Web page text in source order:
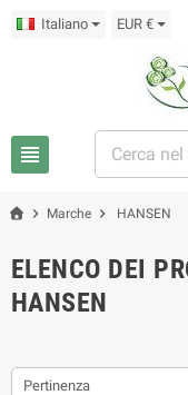
Italiano EUR €
view_headline
chevron_right Marche chevron_right HANSEN
ELENCO DEI
HANSEN
Pertinenza